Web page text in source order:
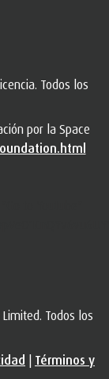
Todos los
por la Space
Todos los
| Términos y